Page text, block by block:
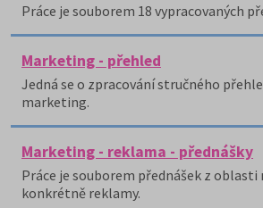
Práce je souborem 18 vypracovaných
Marketing - přehled
Jedná se o zpracování stručného
marketing.
Marketing - reklama - přednášky
Práce je souborem přednášek z
konkrétně reklamy.